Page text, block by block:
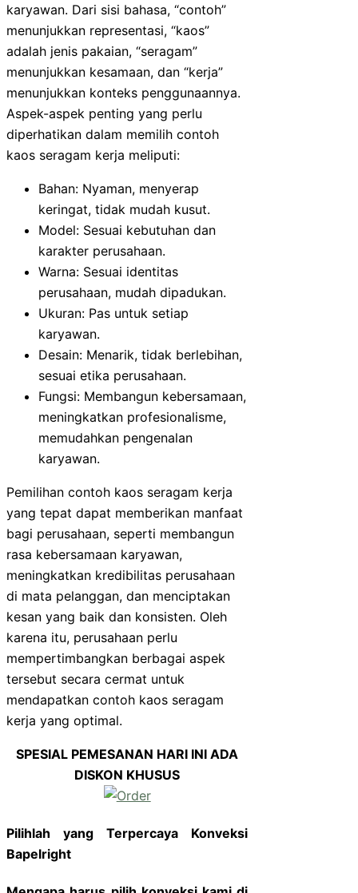
karyawan. Dari sisi bahasa, “contoh”
menunjukkan representasi, “kaos”
adalah jenis pakaian, “seragam”
menunjukkan kesamaan, dan “kerja”
menunjukkan konteks penggunaannya.
Aspek-aspek penting yang perlu
diperhatikan dalam memilih contoh
kaos seragam kerja meliputi:
Bahan: Nyaman, menyerap
keringat, tidak mudah kusut.
Model: Sesuai kebutuhan dan
karakter perusahaan.
Warna: Sesuai identitas
perusahaan, mudah dipadukan.
Ukuran: Pas untuk setiap
karyawan.
Desain: Menarik, tidak berlebihan,
sesuai etika perusahaan.
Fungsi: Membangun kebersamaan,
meningkatkan profesionalisme,
memudahkan pengenalan
karyawan.
Pemilihan contoh kaos seragam kerja
yang tepat dapat memberikan manfaat
bagi perusahaan, seperti membangun
rasa kebersamaan karyawan,
meningkatkan kredibilitas perusahaan
di mata pelanggan, dan menciptakan
kesan yang baik dan konsisten. Oleh
karena itu, perusahaan perlu
mempertimbangkan berbagai aspek
tersebut secara cermat untuk
mendapatkan contoh kaos seragam
kerja yang optimal.
SPESIAL PEMESANAN HARI INI ADA
DISKON KHUSUS
Pilihlah yang Terpercaya Konveksi
Bapelright